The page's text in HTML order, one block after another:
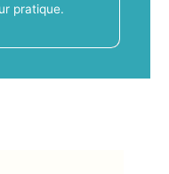
pratique.